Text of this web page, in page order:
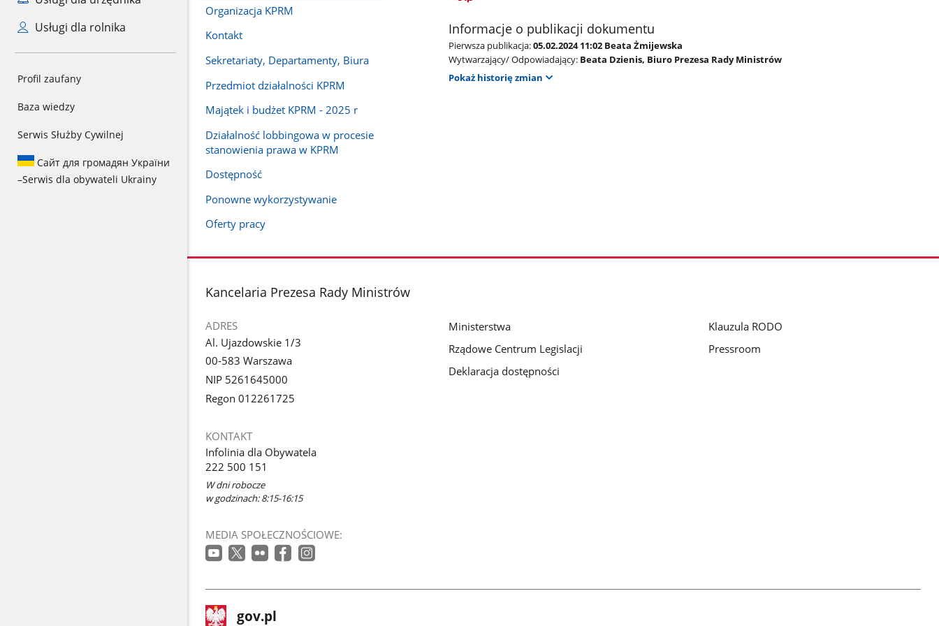
Usługi dla rolnika
Profil zaufany
Baza wiedzy
Serwis Służby Cywilnej
Сайт для громадян України
–Serwis dla obywateli Ukrainy
Organizacja KPRM
Kontakt
Sekretariaty, Departamenty, Biura
Przedmiot działalności KPRM
Majątek i budżet KPRM - 2025 r
Działalność lobbingowa w procesie
stanowienia prawa w KPRM
Dostępność
Ponowne wykorzystywanie
Oferty pracy
Informacje o publikacji dokumentu
Pierwsza publikacja:05.02.2024 11:02 Beata Żmijewska
Wytwarzający/ Odpowiadający: Beata Dzienis, Biuro Prezesa Rady Ministrów
Pokaż historię zmian
stopka
Kancelaria Prezesa Rady Ministrów
ADRES
Al. Ujazdowskie 1/3
00-583 Warszawa
NIP 5261645000
Regon 012261725
KONTAKT
Infolinia dla Obywatela
222 500 151
W dni robocze
w godzinach: 8:15-16:15
MEDIA SPOŁECZNOŚCIOWE:
Ministerstwa
Rządowe Centrum Legislacji
Deklaracja dostępności
Klauzula RODO
Pressroom
stopka
gov.pl Strona
gov.pl